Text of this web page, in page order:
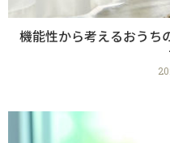
機能性から考えるおう